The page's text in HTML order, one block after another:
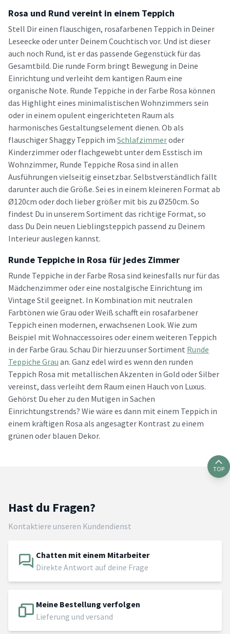
Rosa und Rund vereint in einem Teppich
Stell Dir einen flauschigen, rosafarbenen Teppich in Deiner
Leseecke oder unter Deinem Couchtisch vor. Und ist dieser
auch noch Rund, ist er das passende Gegenstück für das
Gesamtbild. Die runde Form bringt Bewegung in Deine
Einrichtung und verleiht dem kantigen Raum eine
organische Note. Runde Teppiche in der Farbe Rosa können
das Highlight eines minimalistischen Wohnzimmers sein
oder in einem opulent eingerichteten Raum als
harmonisches Gestaltungselement dienen. Ob als
flauschiger Shaggy Teppich im Schlafzimmeroder
Kinderzimmer oder flachgewebt unter dem Esstisch im
Wohnzimmer, Runde Teppiche Rosa sind in allen
Ausführungen vielseitig einsetzbar. Selbstverständlich fällt
darunter auch die Größe. Sei es in einem kleineren Format ab
Ø120cm oder doch lieber größer mit bis zu Ø250cm. So
findest Du in unserem Sortiment das richtige Format, so
dass Du Dein neuen Lieblingsteppich passend zu Deinem
Interieur auslegen kannst.
Runde Teppiche in Rosa für jedes Zimmer
Runde Teppiche in der Farbe Rosa sind keinesfalls nur für das
Mädchenzimmer oder eine nostalgische Einrichtung im
Vintage Stil geeignet. In Kombination mit neutralen
Farbtönen wie Grau oder Weiß schafft ein rosafarbener
Teppich einen modernen, erwachsenen Look. Wie zum
Beispiel mit Wohnaccessoires oder einem weiteren Teppich
in der Farbe Grau. Schau Dir hierzu unser Sortiment Runde
Teppiche Grau an. Ganz edel wird es wenn den runden
Teppich Rosa mit metallischen Akzenten in Gold oder Silber
vereinst, dass verleiht dem Raum einen Hauch von Luxus.
Gehörst Du eher zu den Mutigen in Sachen
Einrichtungstrends? Wie wäre es dann mit einem Teppich in
einem kräftigen Rosa als angesagter Kontrast zu einem
grünen oder blauen Dekor.
TOP
Hast du Fragen?
Kontaktiere unseren Kundendienst
Chatten mit einem Mitarbeiter
Direkte Antwort auf deine Frage
Meine Bestellung verfolgen
Lieferung und versand